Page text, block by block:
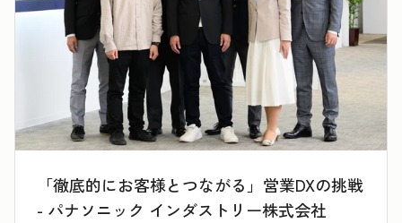
「徹底的にお客様とつながる」営業DXの挑戦
- パナソニック インダストリー株式会社